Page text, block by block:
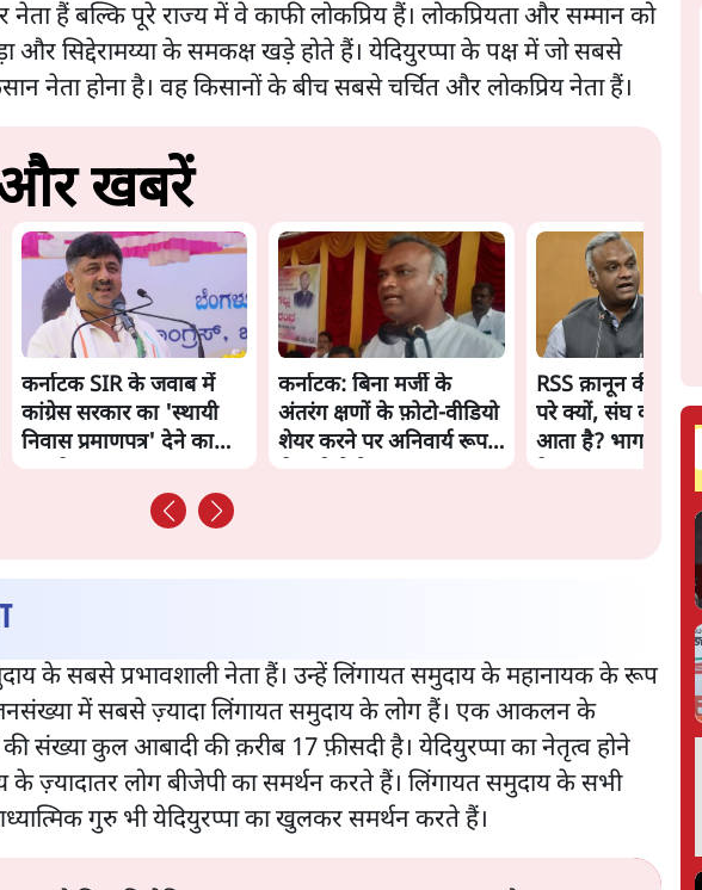
नेता हैं बल्कि पूरे राज्य में वे काफी लोकप्रिय हैं। लोकप्रियता और सम्मान को
और सिद्देरामय्या के समकक्ष खड़े होते हैं। येदियुरप्पा के पक्ष में जो सबसे
नेता होना है। वह किसानों के बीच सबसे चर्चित और लोकप्रिय नेता हैं।
और खबरें
कर्नाटक SIR के जवाब में
कांग्रेस सरकार का 'स्थायी
निवास प्रमाणपत्र' देने का
कर्नाटक: बिना मर्जी के
अंतरंग क्षणों के फ़ोटो-वीडियो
शेयर करने पर अनिवार्य रूप
RSS क़ानून की
परे क्यों, संघ का
आता है? भागवत से
के सबसे प्रभावशाली नेता हैं। उन्हें लिंगायत समुदाय के महानायक के रूप
में सबसे ज़्यादा लिंगायत समुदाय के लोग हैं। एक आकलन के
संख्या कुल आबादी की क़रीब 17 फ़ीसदी है। येदियुरप्पा का नेतृत्व होने
के ज़्यादातर लोग बीजेपी का समर्थन करते हैं। लिंगायत समुदाय के सभी
गुरु भी येदियुरप्पा का खुलकर समर्थन करते हैं।